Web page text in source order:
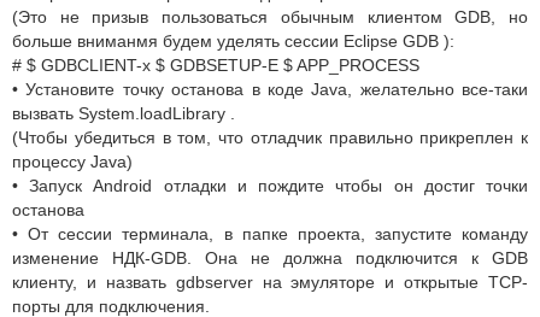
(Это не призыв пользоваться обычным клиентом GDB, но
больше вниманмя будем уделять сессии Eclipse GDB ):
# $ GDBCLIENT-х $ GDBSETUP-E $ APP_PROCESS
• Установите точку останова в коде Java, желательно все-таки
вызвать System.loadLibrary .
(Чтобы убедиться в том, что отладчик правильно прикреплен к
процессу Java)
• Запуск Android отладки и пождите чтобы он достиг точки
останова
• От сессии терминала, в папке проекта, запустите команду
изменение НДК-GDB. Она не должна подключится к GDB
клиенту, и назвать gdbserver на эмуляторе и открытые TCP-
порты для подключения.